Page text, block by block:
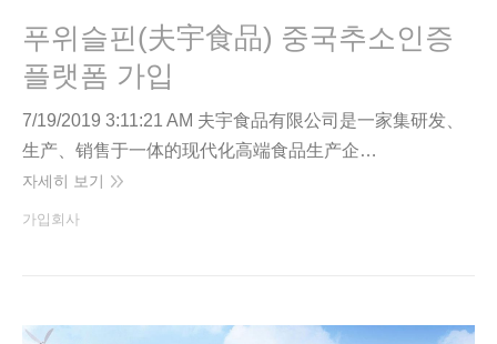
푸위슬핀(夫宇食品) 중국추소인증
플랫폼 가입
7/19/2019 3:11:21 AM 夫宇食品有限公司是一家集研发、
生产、销售于一体的现代化高端食品生产企…
자세히 보기
가입회사